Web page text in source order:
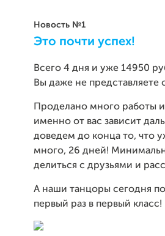
Новость №1
Это почти успех!
Всего 4 дня и уже 14950
Вы даже не представляете
Проделано много работы
именно от вас зависит
доведем до конца то, что
много, 26 дней!
делиться с друзьями и
А наши танцоры сегодня
первый раз в первый